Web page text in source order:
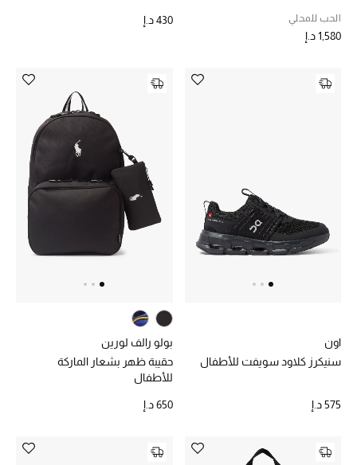
حقائب رجالية
الأطفال
عرض جميع المنتجات
الموسم الجديد
ما وصل حديثاً
الحب للمحلي
1,580 د.إ
430 د.إ
اون
سنيكرز كلاود سويفت للأطفال
575 د.إ
بولو رالف لورين
حقيبة ظهر بشعار الماركة
للأطفال
650 د.إ